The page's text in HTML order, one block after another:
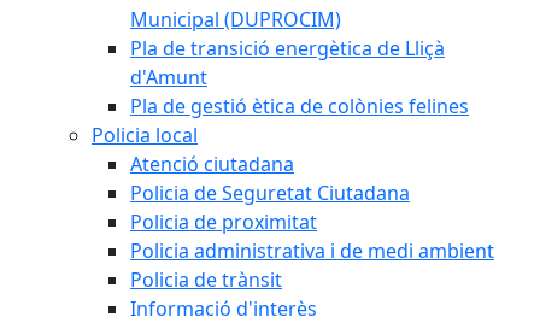
Municipal (DUPROCIM)
Pla de transició energètica de Lliçà
d'Amunt
Pla de gestió ètica de colònies felines
Policia local
Atenció ciutadana
Policia de Seguretat Ciutadana
Policia de proximitat
Policia administrativa i de medi ambient
Policia de trànsit
Informació d'interès